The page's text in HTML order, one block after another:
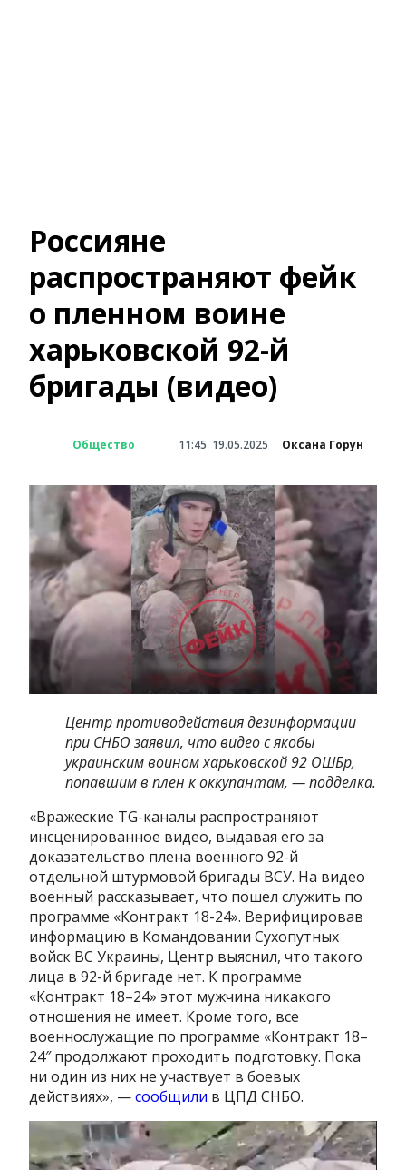
Россияне
распространяют фейк
о пленном воине
харьковской 92-й
бригады (видео)
Общество 11:45 19.05.2025 Оксана Горун
Центр противодействия дезинформации
при СНБО заявил, что видео с якобы
украинским воином харьковской 92 ОШБр,
попавшим в плен к оккупантам, — подделка.
«Вражеские TG-каналы распространяют
инсценированное видео, выдавая его за
доказательство плена военного 92-й
отдельной штурмовой бригады ВСУ. На видео
военный рассказывает, что пошел служить по
программе «Контракт 18-24». Верифицировав
информацию в Командовании Сухопутных
войск ВС Украины, Центр выяснил, что такого
лица в 92-й бригаде нет. К программе
«Контракт 18–24» этот мужчина никакого
отношения не имеет. Кроме того, все
военнослужащие по программе «Контракт 18–
24″ продолжают проходить подготовку. Пока
ни один из них не участвует в боевых
действиях», —сообщили в ЦПД СНБО.
Видеоплеер